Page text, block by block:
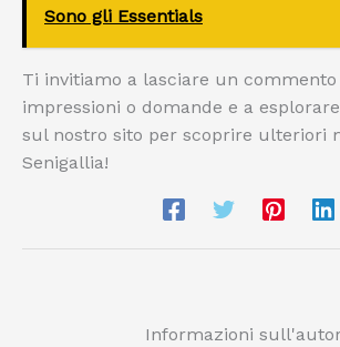
Sono gli Essentials
Ti invitiamo a lasciare un
impressioni o domande e a
sul nostro sito per scoprire ulteriori
Senigallia!
Informazioni